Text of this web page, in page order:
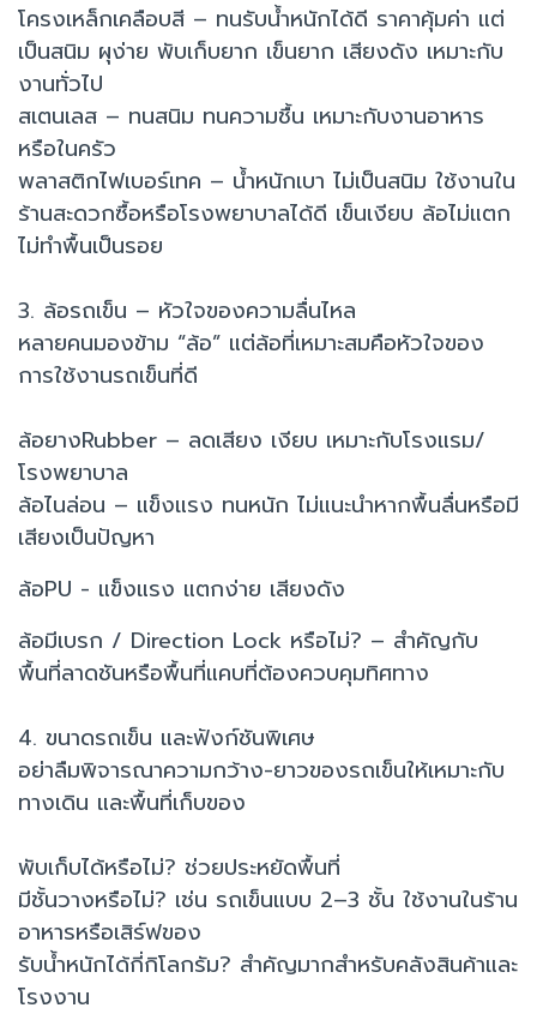
โครงเหล็กเคลือบสี – ทนรับน้ำหนักได้ดี ราคาคุ้มค่า แต่
เป็นสนิม ผุง่าย พับเก็บยาก เข็นยาก เสียงดัง เหมาะกับ
งานทั่วไป
สเตนเลส – ทนสนิม ทนความชื้น เหมาะกับงานอาหาร
หรือในครัว
พลาสติกไฟเบอร์เทค – น้ำหนักเบา ไม่เป็นสนิม ใช้งานใน
ร้านสะดวกซื้อหรือโรงพยาบาลได้ดี เข็นเงียบ ล้อไม่แตก
ไม่ทำพื้นเป็นรอย
3. ล้อรถเข็น – หัวใจของความลื่นไหล
หลายคนมองข้าม “ล้อ” แต่ล้อที่เหมาะสมคือหัวใจของ
การใช้งานรถเข็นที่ดี
ล้อยางRubber – ลดเสียง เงียบ เหมาะกับโรงแรม/
โรงพยาบาล
ล้อไนล่อน – แข็งแรง ทนหนัก ไม่แนะนำหากพื้นลื่นหรือมี
เสียงเป็นปัญหา
ล้อPU - แข็งแรง แตกง่าย เสียงดัง
ล้อมีเบรก / Direction Lock หรือไม่? – สำคัญกับ
พื้นที่ลาดชันหรือพื้นที่แคบที่ต้องควบคุมทิศทาง
4. ขนาดรถเข็น และฟังก์ชันพิเศษ
อย่าลืมพิจารณาความกว้าง-ยาวของรถเข็นให้เหมาะกับ
ทางเดิน และพื้นที่เก็บของ
พับเก็บได้หรือไม่? ช่วยประหยัดพื้นที่
มีชั้นวางหรือไม่? เช่น รถเข็นแบบ 2–3 ชั้น ใช้งานในร้าน
อาหารหรือเสิร์ฟของ
รับน้ำหนักได้กี่กิโลกรัม? สำคัญมากสำหรับคลังสินค้าและ
โรงงาน